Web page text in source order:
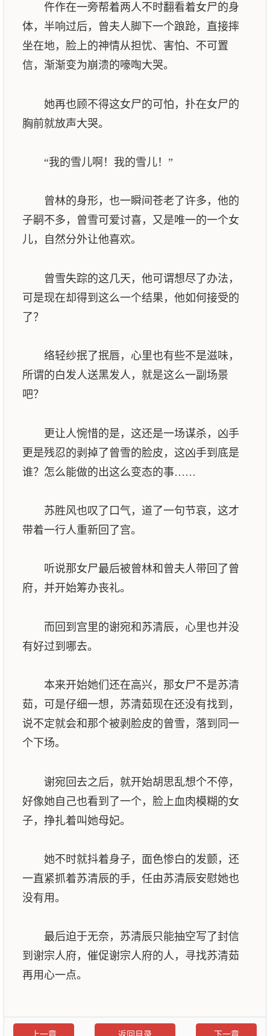
仵作在一旁帮着两人不时翻看着女尸的身
体，半响过后，曾夫人脚下一个踉跄，直接摔
坐在地，脸上的神情从担忧、害怕、不可置
信，渐渐变为崩溃的嚎啕大哭。
她再也顾不得这女尸的可怕，扑在女尸的
胸前就放声大哭。
“我的雪儿啊！我的雪儿！”
曾林的身形，也一瞬间苍老了许多，他的
子嗣不多，曾雪可爱讨喜，又是唯一的一个女
儿，自然分外让他喜欢。
曾雪失踪的这几天，他可谓想尽了办法，
可是现在却得到这么一个结果，他如何接受的
了？
络轻纱抿了抿唇，心里也有些不是滋味，
所谓的白发人送黑发人，就是这么一副场景
吧？
更让人惋惜的是，这还是一场谋杀，凶手
更是残忍的剥掉了曾雪的脸皮，这凶手到底是
谁？怎么能做的出这么变态的事……
苏胜风也叹了口气，道了一句节哀，这才
带着一行人重新回了宫。
听说那女尸最后被曾林和曾夫人带回了曾
府，并开始筹办丧礼。
而回到宫里的谢宛和苏清辰，心里也并没
有好过到哪去。
本来开始她们还在高兴，那女尸不是苏清
茹，可是仔细一想，苏清茹现在还没有找到，
说不定就会和那个被剥脸皮的曾雪，落到同一
个下场。
谢宛回去之后，就开始胡思乱想个不停，
好像她自己也看到了一个，脸上血肉模糊的女
子，挣扎着叫她母妃。
她不时就抖着身子，面色惨白的发颤，还
一直紧抓着苏清辰的手，任由苏清辰安慰她也
没有用。
最后迫于无奈，苏清辰只能抽空写了封信
到谢宗人府，催促谢宗人府的人，寻找苏清茹
再用心一点。
上一章 返回目录 下一章